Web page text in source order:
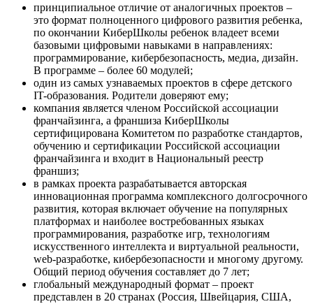
принципиальное отличие от аналогичных проектов –
это формат полноценного цифрового развития ребенка,
по окончании КиберШколы ребенок владеет всеми
базовыми цифровыми навыками в направлениях:
программирование, кибербезопасность, медиа, дизайн.
В программе – более 60 модулей;
один из самых узнаваемых проектов в сфере детского
IT-образования. Родители доверяют ему;
компания является членом Российской ассоциации
франчайзинга, а франшиза КиберШколы
сертифицирована Комитетом по разработке стандартов,
обучению и сертификации Российской ассоциации
франчайзинга и входит в Национальный реестр
франшиз;
в рамках проекта разрабатывается авторская
инновационная программа комплексного долгосрочного
развития, которая включает обучение на популярных
платформах и наиболее востребованных языках
программирования, разработке игр, технологиям
искусственного интеллекта и виртуальной реальности,
web-разработке, кибербезопасности и многому другому.
Общий период обучения составляет до 7 лет;
глобальный международный формат – проект
представлен в 20 странах (Россия, Швейцария, США,